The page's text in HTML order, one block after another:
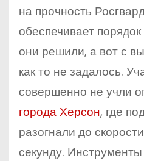
на прочность
обеспечивает
они решили, а вот с
как то не задалось.
совершенно не учли
города Херсон, где
разогнали до
секунду.